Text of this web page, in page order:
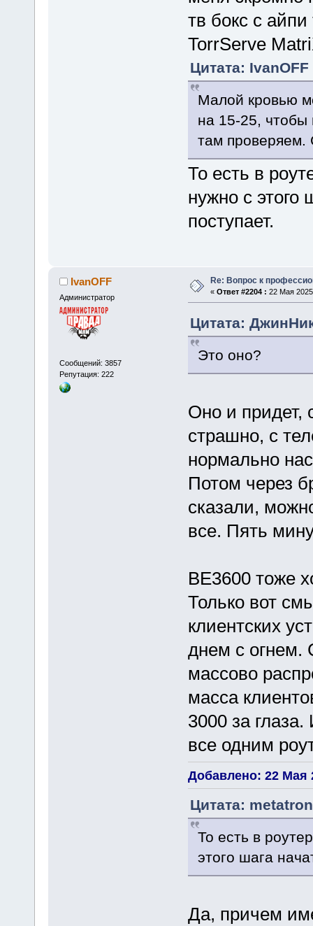
тв бокс с
TorrServe
Цитата:
Малой кровью
на 15-25, чтобы
там
То есть в
нужно с этого
поступает.
IvanOFF
Администратор
Сообщений: 3857
Репутация: 222
Re: Вопрос к
« Ответ #2204 : 22 Мая
Цитата:
Это оно?
Оно и придет,
страшно, с
нормально
Потом через
сказали,
все. Пять
BE3600 тоже
Только вот
клиентских
днем с огнем.
массово
масса
3000 за
все одним
Добавлено: 22 Мая
Цитата:
То есть в
этого шага
Да, причем